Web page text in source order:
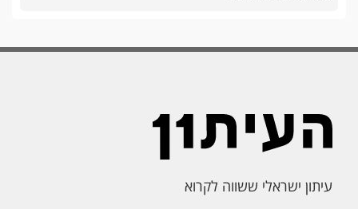
עיתון ישראלי ששווה לקרוא